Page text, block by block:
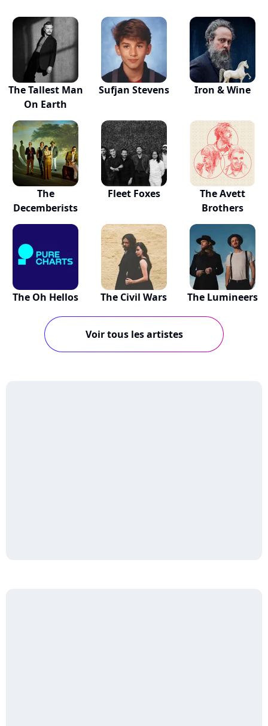
The Tallest Man
On Earth
Sufjan Stevens Iron & Wine
The
Decemberists
Fleet Foxes
The Avett
Brothers
The Oh Hellos The Civil Wars The Lumineers
Voir tous les artistes